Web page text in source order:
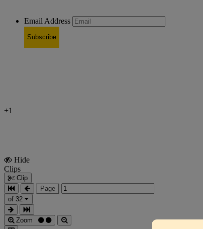
Email Address
Subscribe
+1
Hide
Clips
Clip
Page
of 32
Zoom